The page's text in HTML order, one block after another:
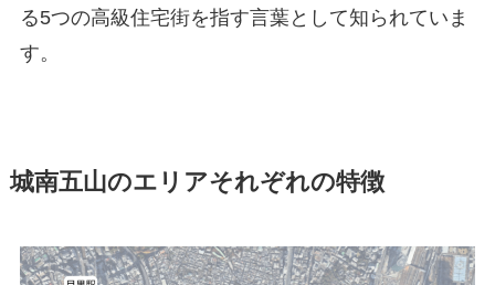
る5つの高級住宅街を指す言葉として知られていま
す。
城南五山のエリアそれぞれの特徴